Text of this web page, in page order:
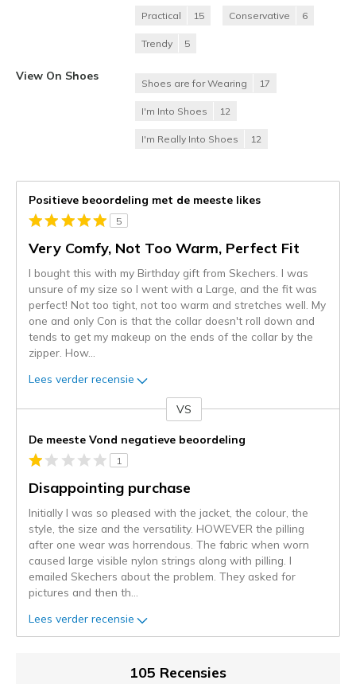
Practical 15 Conservative 6
Trendy 5
View On Shoes
Shoes are for Wearing 17
I'm Into Shoes 12
I'm Really Into Shoes 12
Positieve beoordeling met de meeste likes
5
Very Comfy, Not Too Warm, Perfect Fit
I bought this with my Birthday gift from Skechers. I was
unsure of my size so I went with a Large, and the fit was
perfect! Not too tight, not too warm and stretches well. My
one and only Con is that the collar doesn't roll down and
tends to get my makeup on the ends of the collar by the
zipper. How...
Lees verder recensie
content
wordt
momenteel
gemigreerd
de
niejee
page_id.
kunt
de
status
van
VS
De meeste Vond negatieve beoordeling
1
Disappointing purchase
Initially I was so pleased with the jacket, the colour, the
style, the size and the versatility. HOWEVER the pilling
after one wear was horrendous. The fabric when worn
caused large visible nylon strings along with pilling. I
emailed Skechers about the problem. They asked for
pictures and then th
Lees verder recensie
105 Recensies